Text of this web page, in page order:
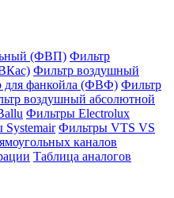
(ФВП) Фильтр
Фильтр воздушный
для фанкойла (ФВФ) Фильтр
воздушный абсолютной
Фильтры Electrolux
Systemair Фильтры VTS VS
каналов
Таблица аналогов